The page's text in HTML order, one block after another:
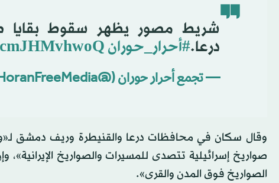
شريط مصور يظهر سقوط بقايا
درعا.#أحرار_حوران
— تجمع أحرار حوران (@HoranFreeMedia)
وقال سكان في محافظات درعا والقنيطرة وريف دمشق
صواريخ إسرائيلية تتصدى للمسيرات والصواريخ
الصواريخ فوق المدن والقرى».